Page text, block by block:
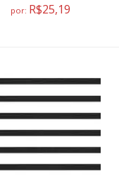
por: R$25,19